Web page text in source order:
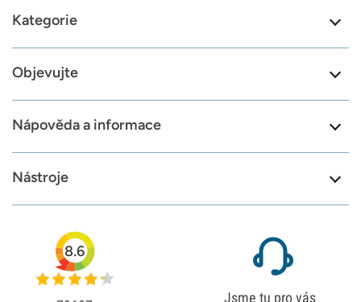
Kategorie
Objevujte
Nápověda a informace
Nástroje
8.6
Jsme tu pro vás